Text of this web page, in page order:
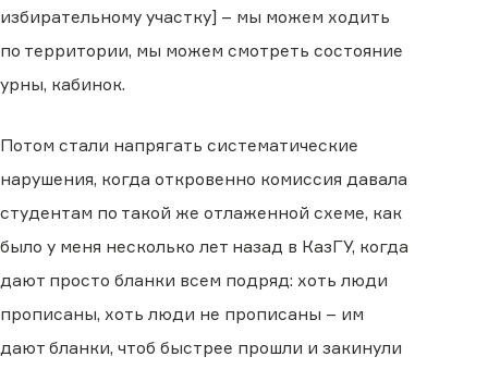
избирательному участку] – мы можем ходить
по территории, мы можем смотреть состояние
урны, кабинок.
Потом стали напрягать систематические
нарушения, когда откровенно комиссия давала
студентам по такой же отлаженной схеме, как
было у меня несколько лет назад в КазГУ, когда
дают просто бланки всем подряд: хоть люди
прописаны, хоть люди не прописаны – им
дают бланки, чтоб быстрее прошли и закинули